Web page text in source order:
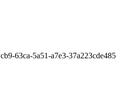
63ca-5a51-a7e3-37a223cde485